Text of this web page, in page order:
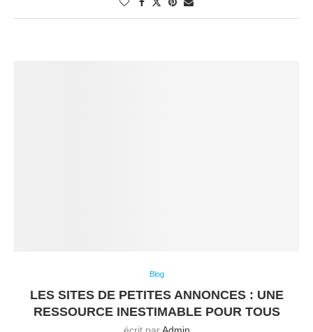
Blog
LES SITES DE PETITES ANNONCES : UNE
RESSOURCE INESTIMABLE POUR TOUS